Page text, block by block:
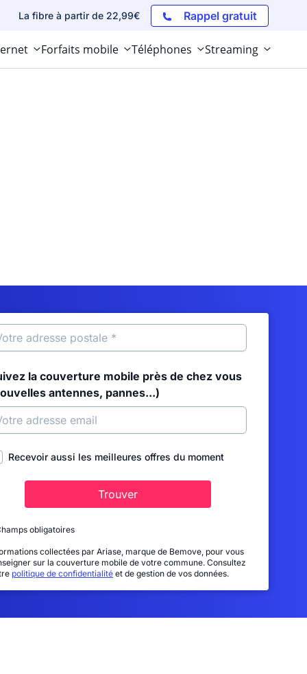
La fibre à partir de 22,99€ Rappel gratuit
Forfaits mobile Téléphones Streaming
la couverture mobile près de chez vous
antennes, pannes...)
Recevoir aussi les meilleures offres du moment
Trouver
obligatoires
collectées par Ariase, marque de Bemove, pour vous
sur la couverture mobile de votre commune. Consultez
politique de confidentialité et de gestion de vos données.